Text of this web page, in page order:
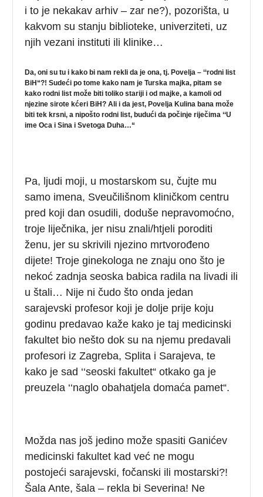
i to je nekakav arhiv – zar ne?), pozorišta, u
kakvom su stanju biblioteke, univerziteti, uz
njih vezani instituti ili klinike…
Da, oni su tu i kako bi nam rekli da je ona, tj. Povelja – ‘‘rodni list
BiH“?! Sudeći po tome kako nam je Turska majka, pitam se
kako rodni list može biti toliko stariji i od majke, a kamoli od
njezine sirote kćeri BiH? Ali i da jest, Povelja Kulina bana može
biti tek krsni, a nipošto rodni list, budući da počinje riječima ‘‘U
ime Oca i Sina i Svetoga Duha…“
Pa, ljudi moji, u mostarskom su, čujte mu
samo imena, Sveučilišnom kliničkom centru
pred koji dan osudili, doduše nepravomoćno,
troje liječnika, jer nisu znali/htjeli poroditi
ženu, jer su skrivili njezino mrtvorođeno
dijete! Troje ginekologa ne znaju ono što je
nekoć zadnja seoska babica radila na livadi ili
u štali… Nije ni čudo što onda jedan
sarajevski profesor koji je dolje prije koju
godinu predavao kaže kako je taj medicinski
fakultet bio nešto dok su na njemu predavali
profesori iz Zagreba, Splita i Sarajeva, te
kako je sad ‘‘seoski fakultet“ otkako ga je
preuzela ‘‘naglo obahatjela domaća pamet“.
Možda nas još jedino može spasiti Ganićev
medicinski fakultet kad već ne mogu
postojeći sarajevski, fočanski ili mostarski?!
Šala Ante, šala – rekla bi Severina! Ne